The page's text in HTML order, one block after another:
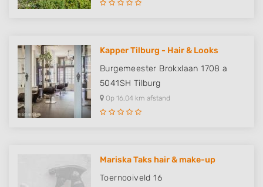
Kapper Tilburg - Hair & Looks
Burgemeester Brokxlaan 1708 a
5041SH Tilburg
Op 16,04 km afstand
Mariska Taks hair & make-up
Toernooiveld 16
Understand audiences through statistics
or combinations of data from different
sources
Develop and improve services
IAB Special Features:
Use precise geolocation data